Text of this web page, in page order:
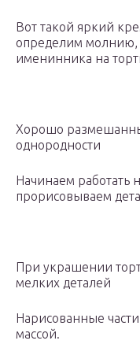
Вот такой яркий
определим молнию,
именинника на
Хорошо
однородности
Начинаем
прорисовываем
При украшении
мелких деталей
Нарисованные
массой.